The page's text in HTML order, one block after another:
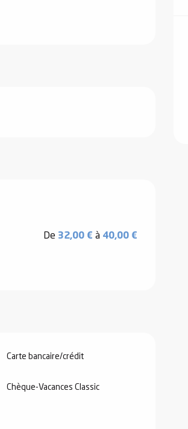
De 32,00 € à 40,00 €
Carte bancaire/crédit
Chèque-Vacances Classic